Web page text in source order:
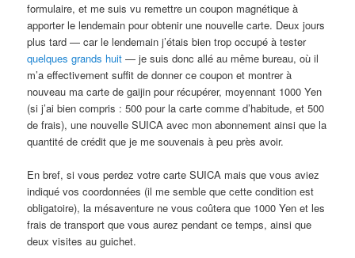
formulaire, et me suis vu remettre un coupon magnétique à
apporter le lendemain pour obtenir une nouvelle carte. Deux jours
plus tard — car le lendemain j’étais bien trop occupé à tester
quelques grands huit — je suis donc allé au même bureau, où il
m’a effectivement suffit de donner ce coupon et montrer à
nouveau ma carte de gaijin pour récupérer, moyennant 1000 Yen
(si j’ai bien compris : 500 pour la carte comme d’habitude, et 500
de frais), une nouvelle SUICA avec mon abonnement ainsi que la
quantité de crédit que je me souvenais à peu près avoir.
En bref, si vous perdez votre carte SUICA mais que vous aviez
indiqué vos coordonnées (il me semble que cette condition est
obligatoire), la mésaventure ne vous coûtera que 1000 Yen et les
frais de transport que vous aurez pendant ce temps, ainsi que
deux visites au guichet.